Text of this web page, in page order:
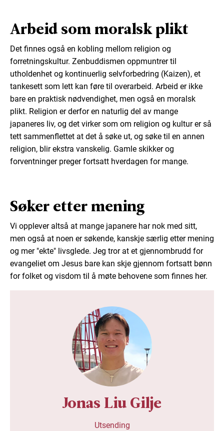
Arbeid som moralsk plikt
Det finnes også en kobling mellom religion og
forretningskultur. Zenbuddismen oppmuntrer til
utholdenhet og kontinuerlig selvforbedring (Kaizen), et
tankesett som lett kan føre til overarbeid. Arbeid er ikke
bare en praktisk nødvendighet, men også en moralsk
plikt. Religion er derfor en naturlig del av mange
japaneres liv, og det virker som om religion og kultur er så
tett sammenflettet at det å søke ut, og søke til en annen
religion, blir ekstra vanskelig. Gamle skikker og
forventninger preger fortsatt hverdagen for mange.
Søker etter mening
Vi opplever altså at mange japanere har nok med sitt,
men også at noen er søkende, kanskje særlig etter mening
og mer "ekte" livsglede. Jeg tror at et gjennombrudd for
evangeliet om Jesus bare kan skje gjennom fortsatt bønn
for folket og visdom til å møte behovene som finnes her.
Jonas Liu Gilje
Utsending